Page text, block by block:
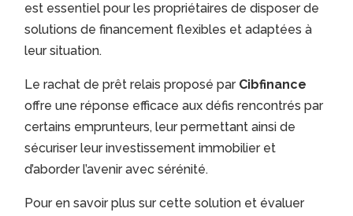
est essentiel pour les propriétaires de disposer de
solutions de financement flexibles et adaptées à
leur situation.
Le rachat de prêt relais proposé par Cibfinance
offre une réponse efficace aux défis rencontrés par
certains emprunteurs, leur permettant ainsi de
sécuriser leur investissement immobilier et
d’aborder l’avenir avec sérénité.
Pour en savoir plus sur cette solution et évaluer